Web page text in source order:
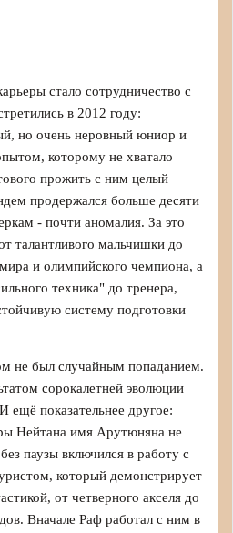
стало сотрудничество с
в 2012 году:
но очень неровный юниор и
которому не хватало
прожить с ним целый
продержался больше десяти
- почти аномалия. За это
талантливого мальчишки до
и олимпийского чемпиона, а
техника" до тренера,
систему подготовки
не был случайным попаданием.
сорокалетней эволюции
ещё показательнее другое:
Нейтана имя Арутюняна не
паузы включился в работу с
который демонстрирует
от четверного акселя до
Вначале Раф работал с ним в